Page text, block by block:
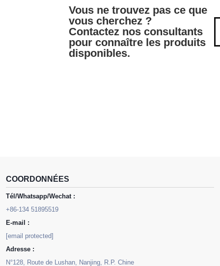
Vous ne trouvez pas ce que
vous cherchez ?
Contactez nos consultants
pour connaître les produits
disponibles.
COORDONNÉES
Tél/Whatsapp/Wechat :
+86-134 51895519
E-mail :
[email protected]
Adresse :
N°128, Route de Lushan, Nanjing, R.P. Chine